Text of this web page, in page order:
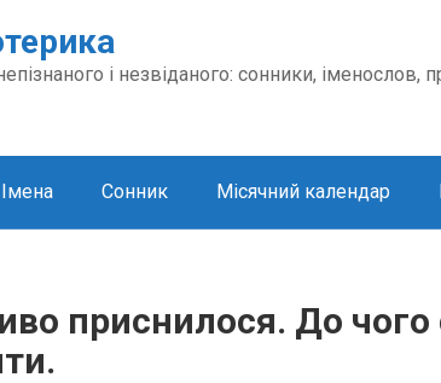
і незвіданого: сонники, іменослов,
Імена Сонник Місячний календар
приснилося. До чого